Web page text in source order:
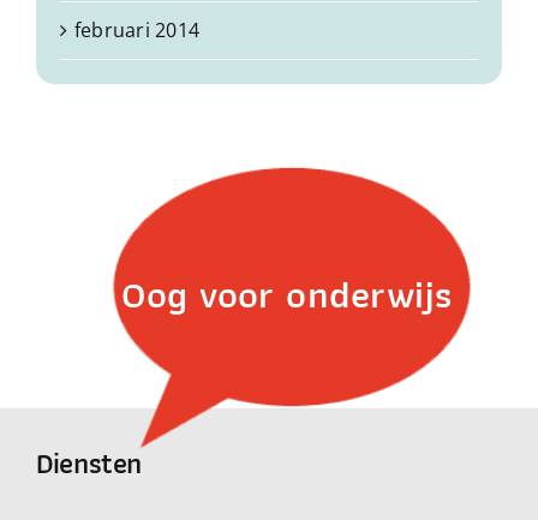
februari 2014
Oog voor onderwijs
Diensten